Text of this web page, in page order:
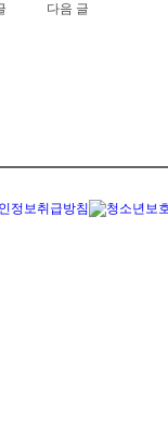
다음 글